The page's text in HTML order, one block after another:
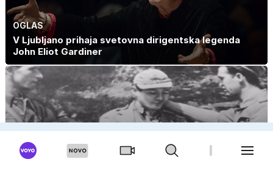
OGLAS
V Ljubljano prihaja svetovna dirigentska legenda
John Eliot Gardiner